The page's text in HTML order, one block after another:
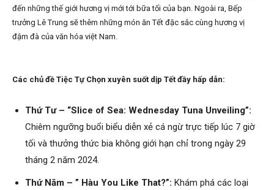
đến những thế giới hương vị mới tới bữa tối của bạn. Ngoài ra, Bếp
trưởng Lê Trung sẽ thêm những món ăn Tết đặc sắc cùng hương vị
đậm đà của văn hóa việt Nam.
Các chủ đề Tiệc Tự Chọn xuyên suốt dịp Tết đầy hấp dẫn:
Thứ Tư – “Slice of Sea: Wednesday Tuna Unveiling”:
Chiêm ngưỡng buổi biểu diễn xẻ cá ngừ trực tiếp lúc 7 giờ
tối và thưởng thức bia không giới hạn chỉ trong ngày 29
tháng 2 năm 2024.
Thứ Năm – ” Hàu You Like That?”: Khám phá các loại